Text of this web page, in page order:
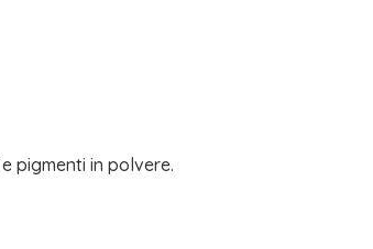
pigmenti in polvere.